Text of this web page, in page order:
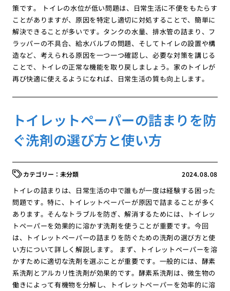
策です。 トイレの水位が低い問題は、日常生活に不便をもたらす
ことがありますが、原因を特定し適切に対処することで、簡単に
解決できることが多いです。タンクの水量、排水管の詰まり、フ
ラッパーの不具合、給水バルブの問題、そしてトイレの設置や構
造など、考えられる原因を一つ一つ確認し、必要な対策を講じる
ことで、トイレの正常な機能を取り戻しましょう。家のトイレが
再び快適に使えるようになれば、日常生活の質も向上します。
トイレットペーパーの詰まりを防
ぐ洗剤の選び方と使い方
2024.08.08
未分類
トイレの詰まりは、日常生活の中で誰もが一度は経験する困った
問題です。特に、トイレットペーパーが原因で詰まることが多く
あります。そんなトラブルを防ぎ、解消するためには、トイレッ
トペーパーを効果的に溶かす洗剤を使うことが重要です。今回
は、トイレットペーパーの詰まりを防ぐための洗剤の選び方と使
い方について詳しく解説します。 まず、トイレットペーパーを溶
かすために適切な洗剤を選ぶことが重要です。一般的には、酵素
系洗剤とアルカリ性洗剤が効果的です。酵素系洗剤は、微生物の
働きによって有機物を分解し、トイレットペーパーを効率的に溶